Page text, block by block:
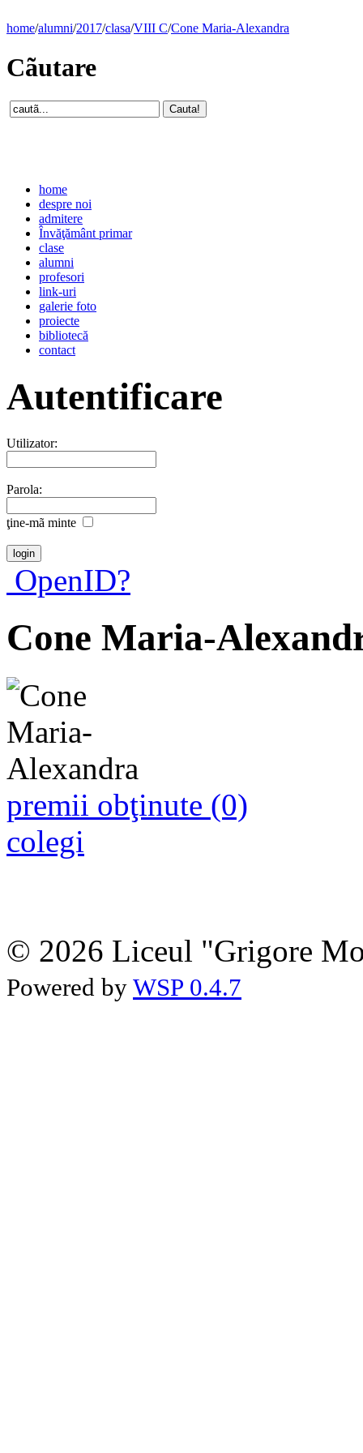
home/alumni/2017/clasa/VIII C/Cone Maria-Alexandra
Cãutare
home
despre noi
admitere
Învăţământ primar
clase
alumni
profesori
link-uri
galerie foto
proiecte
bibliotecă
contact
Autentificare
Utilizator:
Parola:
ţine-mã minte
OpenID?
Cone Maria-
premii obţinute (0)
colegi
© 2026 Liceul "Grigore
Powered by WSP 0.4.7